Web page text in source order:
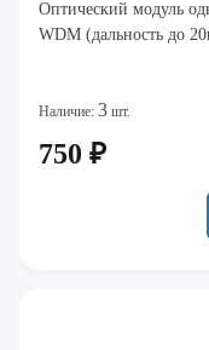
Оптический модуль
WDM (дальность до
Наличие: 3 шт.
750 ₽